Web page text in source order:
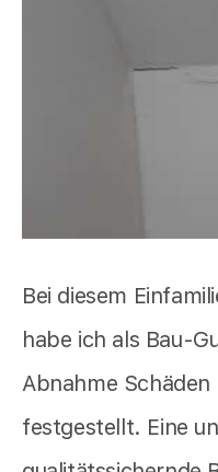
Bei diesem
habe ich als Bau-
Abnahme
festgestellt. Eine